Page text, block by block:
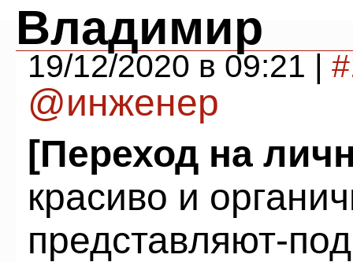
Владимир
19/12/2020 в 09:21 |
@инженер
[Переход на
красиво и
представляют-